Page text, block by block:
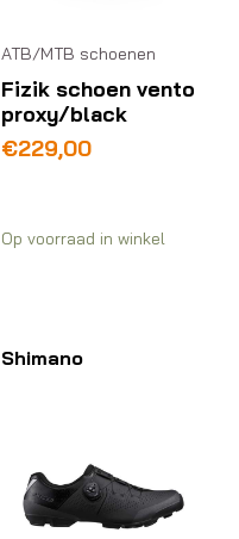
ATB/MTB schoenen
Fizik schoen vento
proxy/black
€229,00
Op voorraad in winkel
Shimano